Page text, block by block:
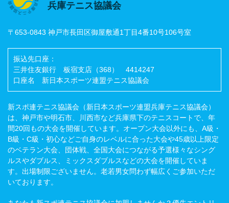
兵庫テニス協議会
〒653-0843 神戸市長田区御屋敷通1丁目4番10号106号室
振込先口座：
三井住友銀行 板宿支店（368） 4414247
口座名 新日本スポーツ連盟テニス協議会
新スポ連テニス協議会（新日本スポーツ連盟兵庫テニス協議会）
は、神戸市や明石市、川西市など兵庫県下のテニスコートで、年
間20回もの大会を開催しています。オープン大会以外にも、A級・
B級・C級・初心などご自身のレベルに合った大会や45歳以上限定
のベテラン大会、団体戦、全国大会につながる予選様々なシング
ルスやダブルス、ミックスダブルスなどの大会を開催していま
す。出場制限ございません。老若男女問わず幅広くご参加いただ
いております。